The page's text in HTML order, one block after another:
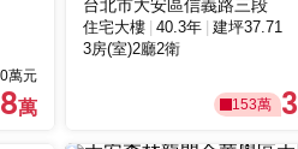
萬元
台北市大安區信義路三段
住宅大樓 40.3年 建坪37.71
3房(室)2廳2衛
153萬